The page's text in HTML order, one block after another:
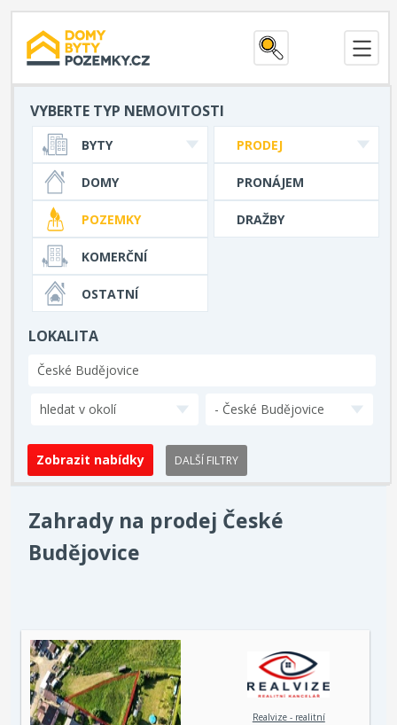
VYBERTE TYP NEMOVITOSTI
PRODEJ
PRONÁJEM
DRAŽBY
BYTY
DOMY
POZEMKY
KOMERČNÍ
OSTATNÍ
LOKALITA
hledat v okolí - České Budějovice
DALŠÍ FILTRY
Zahrady na prodej České
Budějovice
Realvize - realitní